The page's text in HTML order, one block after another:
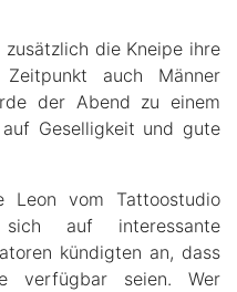
die Kneipe ihre
auch Männer
der Abend zu einem
Geselligkeit und gute
Leon vom Tattoostudio
auf interessante
kündigten an, dass
verfügbar seien. Wer